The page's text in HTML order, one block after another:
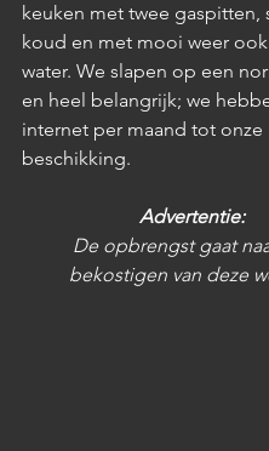
keuken met twee gaspitten,
koud en met mooi weer ook
water. We slapen op een
en heel belangrijk; we
internet per maand tot onze
beschikking.
Advertentie:
De opbrengst gaat
bekostigen van deze